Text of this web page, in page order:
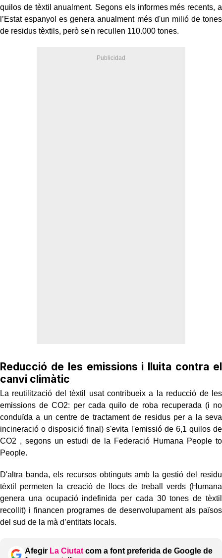
quilos de tèxtil anualment. Segons els informes més recents, a
l’Estat espanyol es genera anualment més d'un milió de tones
de residus tèxtils, però se'n recullen 110.000 tones.
Reducció de les emissions i lluita contra el
canvi climàtic
La reutilització del tèxtil usat contribueix a la reducció de les
emissions de CO2: per cada quilo de roba recuperada (i no
conduïda a un centre de tractament de residus per a la seva
incineració o disposició final) s'evita l'emissió de 6,1 quilos de
CO2 , segons un estudi de la Federació Humana People to
People.
D'altra banda, els recursos obtinguts amb la gestió del residu
tèxtil permeten la creació de llocs de treball verds (Humana
genera una ocupació indefinida per cada 30 tones de tèxtil
recollit) i financen programes de desenvolupament als països
del sud de la mà d’entitats locals.
Afegir La Ciutat com a font preferida de Google de